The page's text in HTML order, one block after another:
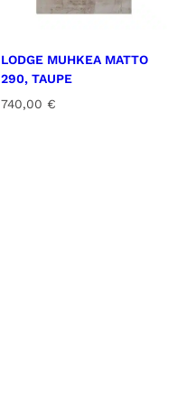
LODGE MUHKEA MATTO
290, TAUPE
740,00 €